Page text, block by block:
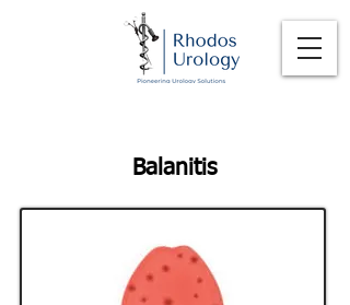
Balanitis